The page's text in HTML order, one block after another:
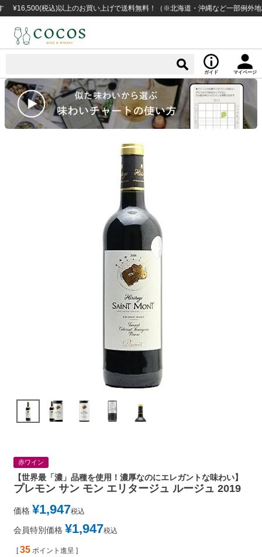
税込)以上のお買い上げで送料無料！（※北海道・沖縄など一部例外地域あり
ガイド マイページ
赤ワイン
【世界最「濃」品種を使用！濃厚なのにエレガントな味わい】
プレモン サン モン エリタージュ ルージュ 2019
価格 ¥1,947税込
会員特別価格 ¥1,947税込
[ 35 ポイント進呈 ]